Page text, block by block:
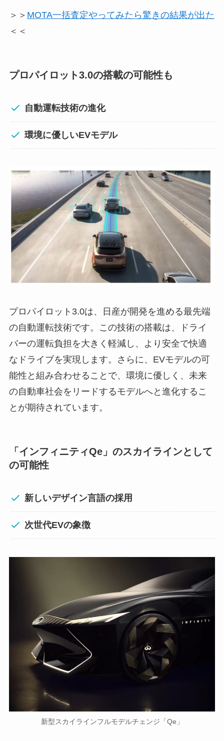
＞＞ MOTA一括査定やってみたら驚きの結果が出た
＜＜
プロパイロット3.0の搭載の可能性も
自動運転技術の進化
環境に優しいEVモデル
プロパイロット3.0は、日産が開発を進める最先端
の自動運転技術です。この技術の搭載は、ドライ
バーの運転負担を大きく軽減し、より安全で快適
なドライブを実現します。さらに、EVモデルの可
能性と組み合わせることで、環境に優しく、未来
の自動車社会をリードするモデルへと進化するこ
とが期待されています。
「インフィニティQe」のスカイラインとして
の可能性
新しいデザイン言語の採用
次世代EVの象徴
新型スカイラインフルモデルチェンジ「Qe」